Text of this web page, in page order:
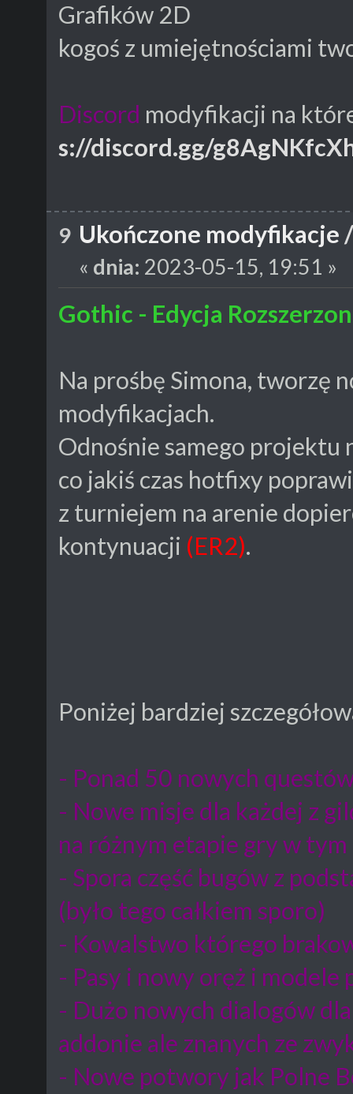
Grafików 2D
kogoś z umiejętnościami
Discord modyfikacji na
s://discord.gg/
9 Ukończone modyfikacje
« dnia: 2023-05-15, 19:51 »
Gothic - Edycja
Na prośbę Simona, tworzę
modyfikacjach.
Odnośnie samego projektu
co jakiś czas hotfixy
z turniejem na arenie
kontynuacji (ER2).
Poniżej bardziej
- Ponad 50 nowych
- Nowe misje dla każdej z
na różnym etapie gry w
- Spora część bugów z
(było tego całkiem sporo)
- Kowalstwo którego
- Pasy i nowy oręż i modele
- Dużo nowych dialogów
addonie ale znanych ze
- Nowe potwory jak Polne